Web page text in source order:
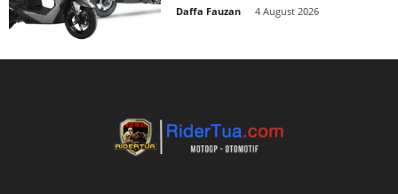
Daffa Fauzan 4 August 2026